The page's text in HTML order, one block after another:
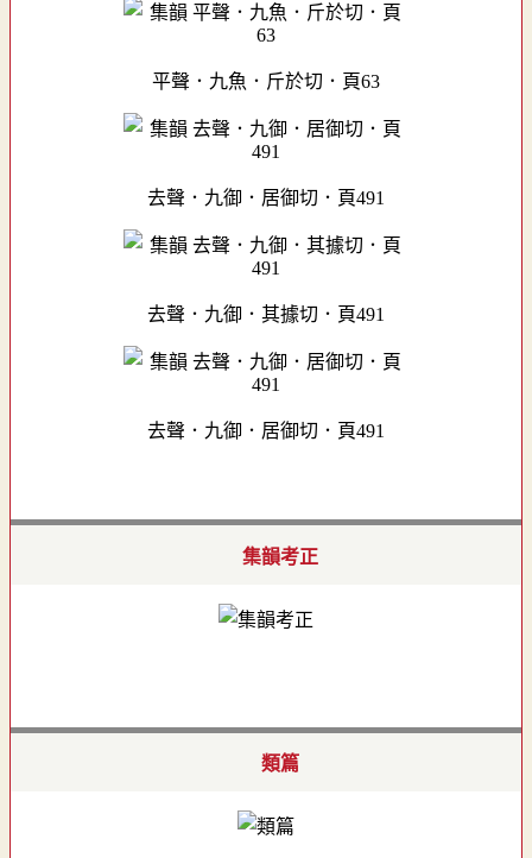
平聲．九魚．斤於切．頁63
去聲．九御．居御切．頁491
去聲．九御．其據切．頁491
去聲．九御．居御切．頁491
集韻考正
類篇